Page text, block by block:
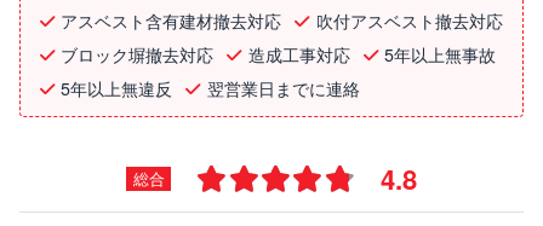
アスベスト含有建材撤去対応
吹付アスベスト撤去対応
ブロック塀撤去対応
造成工事対応
5年以上無事故
5年以上無違反
翌営業日までに連絡
総合 4.8